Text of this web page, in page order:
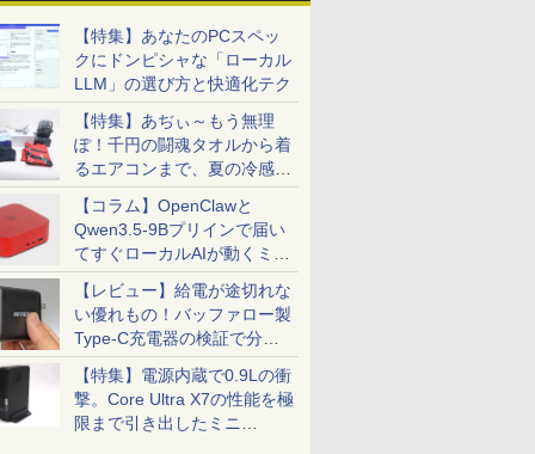
【特集】あなたのPCスペッ
クにドンピシャな「ローカル
LLM」の選び方と快適化テク
【特集】あぢぃ～もう無理
ぽ！千円の闘魂タオルから着
るエアコンまで、夏の冷感グ
ッズ一挙紹介
【コラム】OpenClawと
Qwen3.5-9Bプリインで届い
てすぐローカルAIが動くミニ
PC「SER9 Pro」
【レビュー】給電が途切れな
い優れもの！バッファロー製
Type-C充電器の検証で分か
ったこと
【特集】電源内蔵で0.9Lの衝
撃。Core Ultra X7の性能を極
限まで引き出したミニ